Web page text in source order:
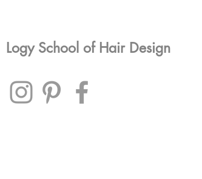
Logy School of Hair Design